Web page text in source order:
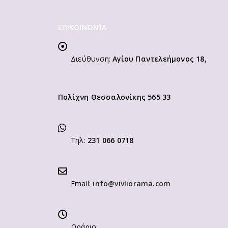
ΕΠΙΚΟΙΝΩΝΊΑ
Διεύθυνση: Αγίου Παντελεήμονος 18,
Πολίχνη Θεσσαλονίκης 565 33
Τηλ: 231 066 0718
Email: info@vivliorama.com